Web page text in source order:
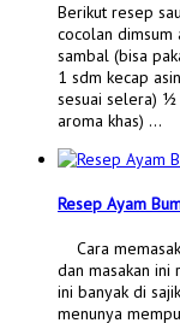
Berikut resep
cocolan dimsum
sambal (bisa
1 sdm kecap
sesuai selera) ½
aroma khas) …
Resep Ayam
Cara
dan masakan ini
ini banyak di
menunya